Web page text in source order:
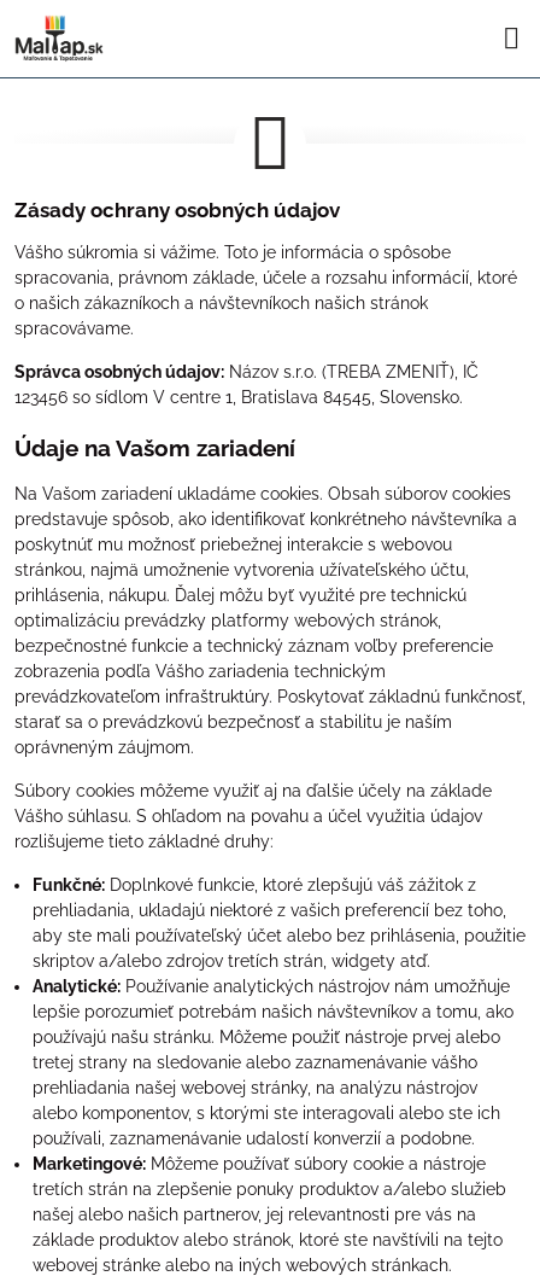
Zásady ochrany osobných údajov
Vášho súkromia si vážime. Toto je informácia o spôsobe
spracovania, právnom základe, účele a rozsahu informácií, ktoré
o našich zákazníkoch a návštevníkoch našich stránok
spracovávame.
Správca osobných údajov: Názov s.r.o. (TREBA ZMENIŤ), IČ
123456 so sídlom V centre 1, Bratislava 84545, Slovensko.
Údaje na Vašom zariadení
Na Vašom zariadení ukladáme cookies. Obsah súborov cookies
predstavuje spôsob, ako identifikovať konkrétneho návštevníka a
poskytnúť mu možnosť priebežnej interakcie s webovou
stránkou, najmä umožnenie vytvorenia užívateľského účtu,
prihlásenia, nákupu. Ďalej môžu byť využité pre technickú
optimalizáciu prevádzky platformy webových stránok,
bezpečnostné funkcie a technický záznam voľby preferencie
zobrazenia podľa Vášho zariadenia technickým
prevádzkovateľom infraštruktúry. Poskytovať základnú funkčnosť,
starať sa o prevádzkovú bezpečnosť a stabilitu je naším
oprávneným záujmom.
Súbory cookies môžeme využiť aj na ďalšie účely na základe
Vášho súhlasu. S ohľadom na povahu a účel využitia údajov
rozlišujeme tieto základné druhy:
Funkčné: Doplnkové funkcie, ktoré zlepšujú váš zážitok z
prehliadania, ukladajú niektoré z vašich preferencií bez toho,
aby ste mali používateľský účet alebo bez prihlásenia, použitie
skriptov a/alebo zdrojov tretích strán, widgety atď.
Analytické: Používanie analytických nástrojov nám umožňuje
lepšie porozumieť potrebám našich návštevníkov a tomu, ako
používajú našu stránku. Môžeme použiť nástroje prvej alebo
tretej strany na sledovanie alebo zaznamenávanie vášho
prehliadania našej webovej stránky, na analýzu nástrojov
alebo komponentov, s ktorými ste interagovali alebo ste ich
používali, zaznamenávanie udalostí konverzií a podobne.
Marketingové: Môžeme používať súbory cookie a nástroje
tretích strán na zlepšenie ponuky produktov a/alebo služieb
našej alebo našich partnerov, jej relevantnosti pre vás na
základe produktov alebo stránok, ktoré ste navštívili na tejto
webovej stránke alebo na iných webových stránkach.